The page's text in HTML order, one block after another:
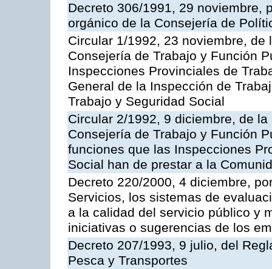
Decreto 306/1991, 29 noviembre,
orgánico de la Consejería de
Circular 1/1992, 23 noviembre,
Consejería de Trabajo y Función
Inspecciones Provinciales de
General de la Inspección de
Trabajo y Seguridad Social
Circular 2/1992, 9 diciembre, de
Consejería de Trabajo y Función
funciones que las Inspecciones
Social han de prestar a la
Decreto 220/2000, 4 diciembre,
Servicios, los sistemas de
a la calidad del servicio público y
iniciativas o sugerencias de los
Decreto 207/1993, 9 julio, del
Pesca y Transportes